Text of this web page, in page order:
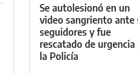
Se autolesionó en un
video sangriento ante
seguidores y fue
rescatado de urgencia
la Policía